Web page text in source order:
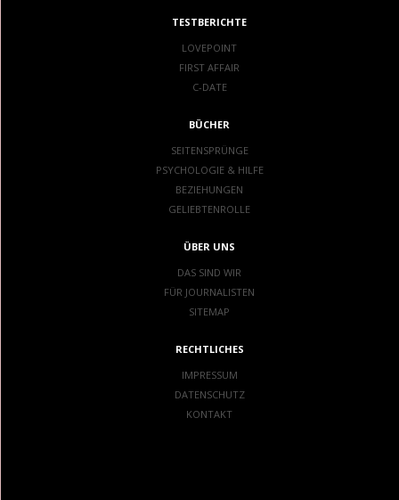
TESTBERICHTE
LOVEPOINT
FIRST AFFAIR
C-DATE
BÜCHER
SEITENSPRÜNGE
PSYCHOLOGIE & HILFE
BEZIEHUNGEN
GELIEBTENROLLE
ÜBER UNS
DAS SIND WIR
FÜR JOURNALISTEN
SITEMAP
RECHTLICHES
IMPRESSUM
DATENSCHUTZ
KONTAKT